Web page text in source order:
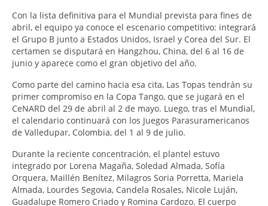
Con la lista definitiva para el Mundial prevista para fines de
abril, el equipo ya conoce el escenario competitivo: integrará
el Grupo B junto a Estados Unidos, Israel y Corea del Sur. El
certamen se disputará en Hangzhou, China, del 6 al 16 de
junio y aparece como el gran objetivo del año.
Como parte del camino hacia esa cita, Las Topas tendrán su
primer compromiso en la Copa Tango, que se jugará en el
CeNARD del 29 de abril al 2 de mayo. Luego, tras el Mundial,
el calendario continuará con los Juegos Parasuramericanos
de Valledupar, Colombia, del 1 al 9 de julio.
Durante la reciente concentración, el plantel estuvo
integrado por Lorena Magaña, Soledad Almada, Sofía
Orquera, Maillén Benítez, Milagros Soria Porretta, Mariela
Almada, Lourdes Segovia, Candela Rosales, Nicole Luján,
Guadalupe Romero Criado y Romina Cardozo. El cuerpo